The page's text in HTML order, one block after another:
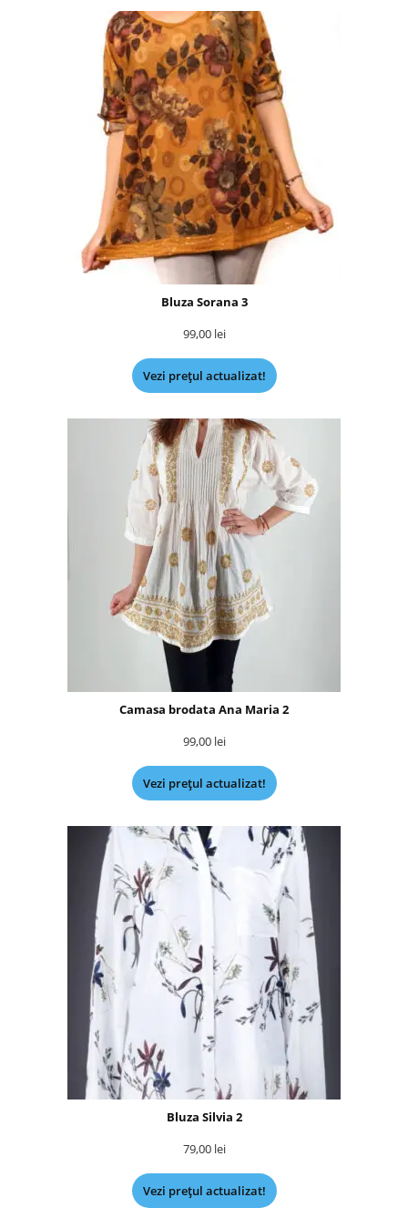
Bluza Sorana 3
99,00 lei
Vezi prețul actualizat!
Camasa brodata Ana Maria 2
99,00 lei
Vezi prețul actualizat!
Bluza Silvia 2
79,00 lei
Vezi prețul actualizat!